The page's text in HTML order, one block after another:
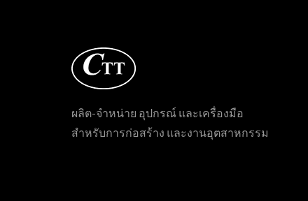
ผลิต-จำหน่าย อุปกรณ์ และเครื่องมือ
สำหรับการก่อสร้าง และงานอุตสาหกรรม